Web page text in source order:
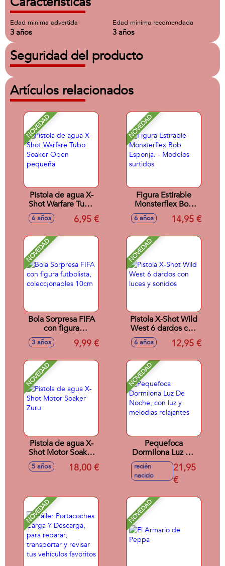
Edad minima advertida
3 años
Edad minima recomendada
3 años
Seguridad del producto
Artículos relacionados
NOVEDAD
Pistola de agua X-
Shot Warfare Tubo
Soaker Open
pequeña
6 años 6,95 €
NOVEDAD
Figura Estirable
Monsterflex Bob
Esponja. - Modelos
surtidos
6 años 14,95 €
NOVEDAD
Bola Sorpresa FIFA
con figura
futbolista,
colecc¡onables
3 años 9,99 €
NOVEDAD
Pistola X-Shot Wild
West 6 dardos con
luces y sonidos
6 años 12,95 €
NOVEDAD
Pistola de agua X-
Shot Motor Soaker
Zuru
5 años 18,00 €
NOVEDAD
Pequefoca
Dormilona Luz De
Noche, con luz y
melodias relajantes
recién
nacido
21,95
€
NOVEDAD NOVEDAD